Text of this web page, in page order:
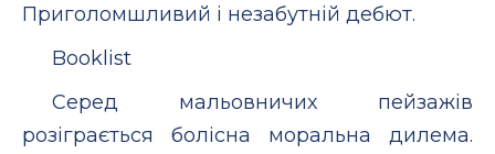
Приголомшливий і незабутній дебют.
Booklist
Серед мальовничих пейзажів
розіграється болісна моральна дилема.